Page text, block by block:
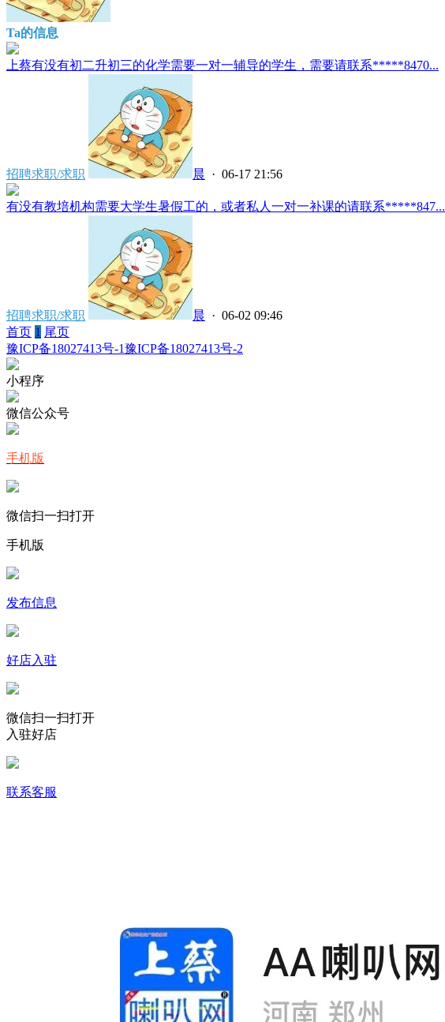
Ta的信息
上蔡有没有初二升初三的化学需要一对一辅导的学生，需要请联系*****8470...
招聘求职/求职 晨 · 06-17 21:56
有没有教培机构需要大学生暑假工的，或者私人一对一补课的请联系*****847...
招聘求职/求职 晨 · 06-02 09:46
首页 1 尾页
豫ICP备18027413号-1豫ICP备18027413号-2
小程序
微信公众号
手机版
微信扫一扫打开
手机版
发布信息
好店入驻
微信扫一扫打开
入驻好店
联系客服